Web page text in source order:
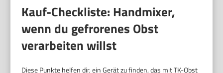
Kauf-Checkliste: Handmixer,
wenn du gefrorenes Obst
verarbeiten willst
Diese Punkte helfen dir, ein Gerät zu finden, das mit TK-Obst